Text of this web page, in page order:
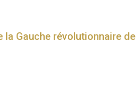
la Gauche révolutionnaire de